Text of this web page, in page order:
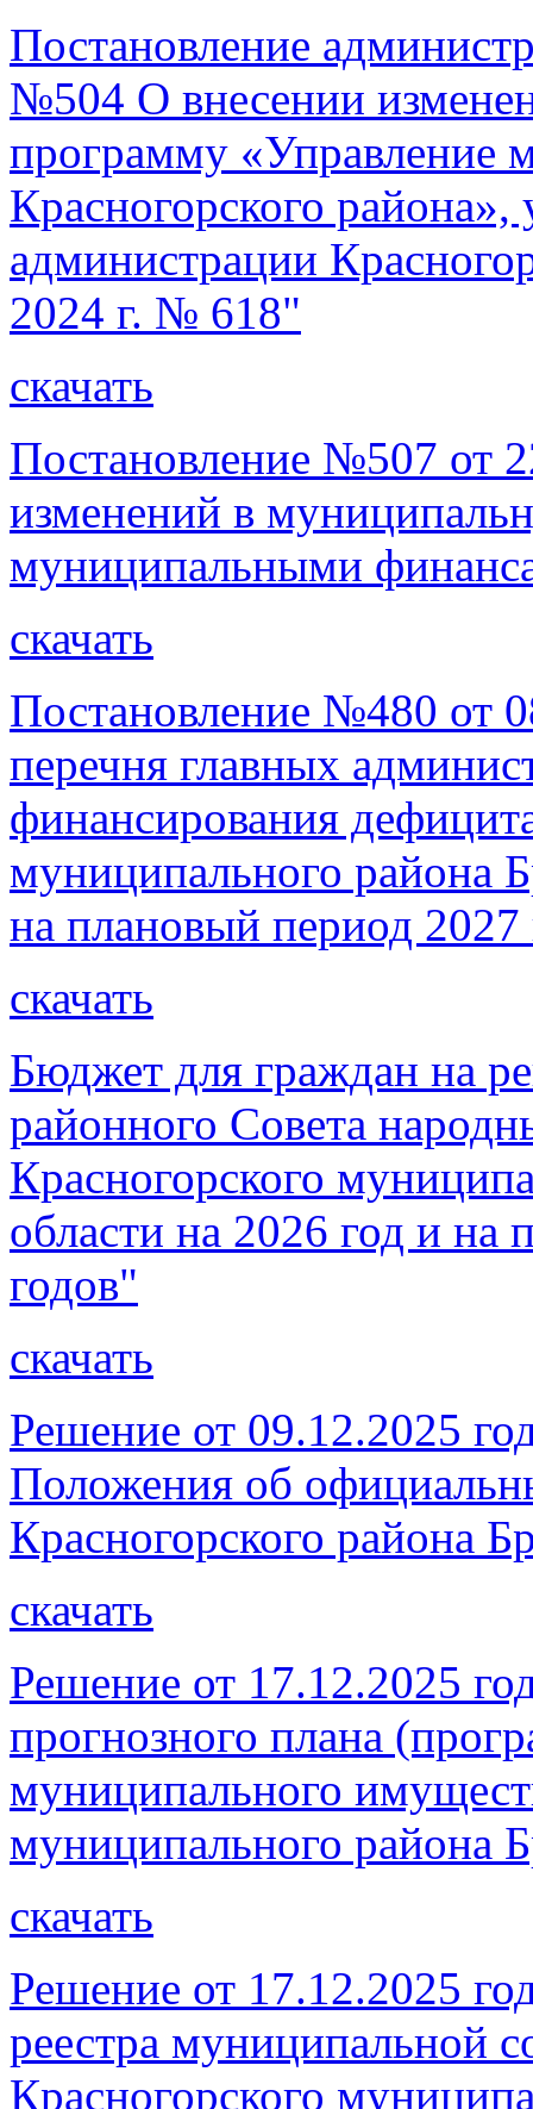
Постановление
№504 О внесении
программу «Управление
Красногорского
администрации
2024 г. № 618"
скачать
Постановление №507 от
изменений в
муниципальными
скачать
Постановление №480 от
перечня главных
финансирования
муниципального района
на плановый период 2027
скачать
Бюджет для граждан на
районного Совета
Красногорского
области на 2026 год и
годов"
скачать
Решение от 09.12.2025
Положения об
Красногорского района
скачать
Решение от 17.12.2025
прогнозного плана
муниципального
муниципального района
скачать
Решение от 17.12.2025
реестра муниципальной
Красногорского